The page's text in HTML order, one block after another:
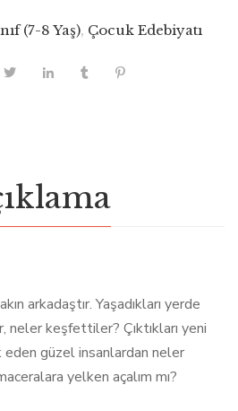
(7-8 Yaş), Çocuk Edebiyatı
arkadaştır. Yaşadıkları yerde
keşfettiler? Çıktıkları yeni
güzel insanlardan neler
yelken açalım mı?